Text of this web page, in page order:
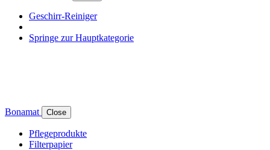
Geschirr-Reiniger
Springe zur Hauptkategorie
Bonamat Close
Pflegeprodukte
Filterpapier